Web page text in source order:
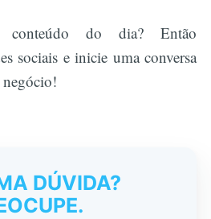
do dia? Então
sociais e inicie uma conversa
negócio!
DÚVIDA?